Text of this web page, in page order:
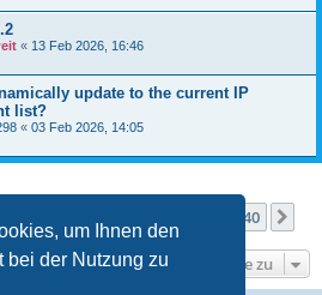
um Ihnen den
bei der Nutzung zu
« 13 Feb 2026, 16:46
update to the current IP
list?
« 03 Feb 2026, 14:05
40
Gehe zu